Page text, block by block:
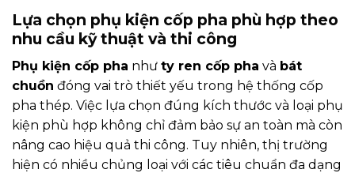
Lựa chọn phụ kiện cốp pha phù hợp theo
nhu cầu kỹ thuật và thi công
Phụ kiện cốp pha như ty ren cốp pha và bát
chuồn đóng vai trò thiết yếu trong hệ thống cốp
pha thép. Việc lựa chọn đúng kích thước và loại phụ
kiện phù hợp không chỉ đảm bảo sự an toàn mà còn
nâng cao hiệu quả thi công. Tuy nhiên, thị trường
hiện có nhiều chủng loại với các tiêu chuẩn đa dạng